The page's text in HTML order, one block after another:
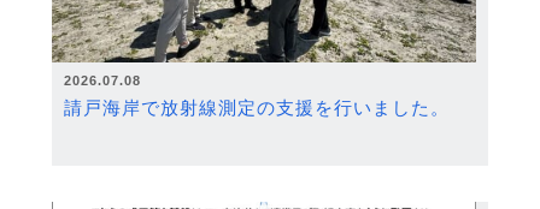
2026.07.08
請戸海岸で放射線測定の支援を行いました。